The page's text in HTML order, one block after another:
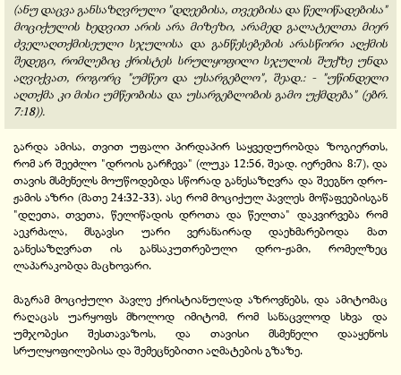
(ანუ დაცვა განსაზღვრული "დღეებისა, თვეებისა და წელიწადებისა"
მოციქულის ხედვით არის არა მიზეზი, არამედ გალატელთა მიერ
ძველაღთქმისეული სჯულისა და განწესებების არასწორი აღქმის
შედეგი, რომლებიც ქრისტეს სრულყოფილი სჯულის შუქზე უნდა
აღვიქვათ, როგორც "უმწეო და უსარგებლო", შეად.: - "უწინდელი
აღთქმა კი მისი უმწეობისა და უსარგებლობის გამო უქმდება" (ებრ.
7:18)).
გარდა ამისა, თვით უფალი პირდაპირ საყვედურობდა ზოგიერთს,
რომ არ შეეძლო "დროის გარჩევა" (ლუკა 12:56, შეად. იერემია 8:7), და
თავის მსმენელს მოუწოდებდა სწორად განესაზღვრა და შეეგნო დრო-
ჟამის აზრი (მათე 24:32-33). ასე რომ მოციქულ პავლეს მოწაფეებისგან
"დღეთა, თვეთა, წელიწადის დროთა და წელთა" დაკვირვება რომ
აეკრძალა, მსგავსი უარი ვერანაირად დაეხმარებოდა მათ
განესაზღვრათ ის განსაკუთრებული დრო-ჟამი, რომელზეც
ლაპარაკობდა მაცხოვარი.
მაგრამ მოციქული პავლე ქრისტიანულად აზროვნებს, და ამიტომაც
რაღაცას უარყოფს მხოლოდ იმიტომ, რომ სანაცვლოდ სხვა და
უმჯობესი შესთავაზოს, და თავისი მსმენელი დააყენოს
სრულყოფილებისა და შემეცნებითი აღმატების გზაზე.